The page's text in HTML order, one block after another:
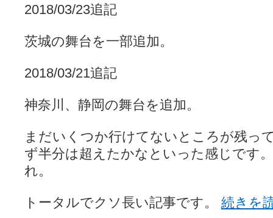
2018/03/23追記
茨城の舞台を一部追加。
2018/03/21追記
神奈川、静岡の舞台を追加。
まだいくつか行けてないところが残っ
ず半分は超えたかなといった感じです
れ。
トータルでクソ長い記事です。 続きを